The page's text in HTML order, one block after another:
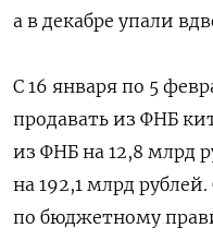
а в декабре упали
С 16 января по 5
продавать из ФНБ
из ФНБ на 12,8 млрд
на 192,1 млрд
по бюджетному